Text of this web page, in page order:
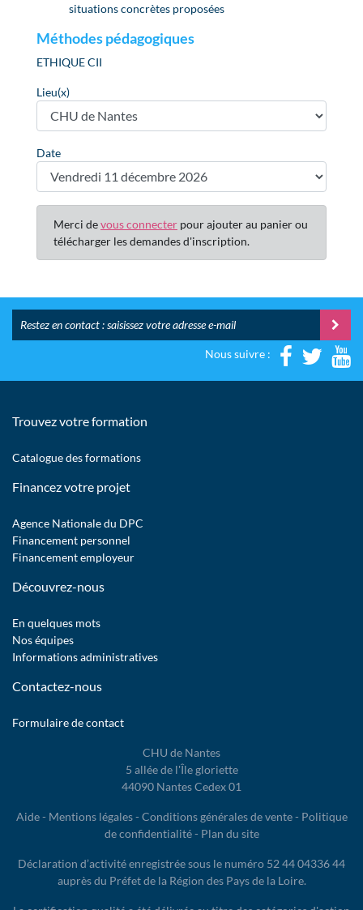
situations concrètes proposées
Méthodes pédagogiques
ETHIQUE CII
Lieu(x)
Date
Merci devous connecter pour ajouter au panier ou
télécharger les demandes d'inscription.
Nous suivre :
Trouvez votre formation
Catalogue des formations
Financez votre projet
Agence Nationale du DPC
Financement personnel
Financement employeur
Découvrez-nous
En quelques mots
Nos équipes
Informations administratives
Contactez-nous
Formulaire de contact
CHU de Nantes
5 allée de l'Île gloriette
44090 Nantes Cedex 01
Aide- Mentions légales- Conditions générales de vente- Politique
de confidentialité- Plan du site
Déclaration d’activité enregistrée sous le numéro 52 44 04336 44
auprès du Préfet de la Région des Pays de la Loire.